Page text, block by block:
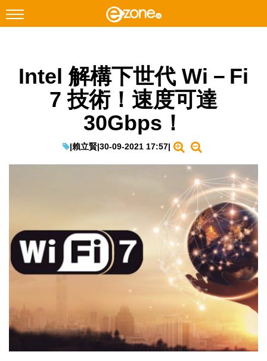
Facebook Instagram
教學評測
生成式AI與雲端應用
Enterprise Digital Transformation
Intel 解構下世代 Wi－Fi
7 技術！速度可達
30Gbps！
|賴立賢|30-09-2021 17:57|